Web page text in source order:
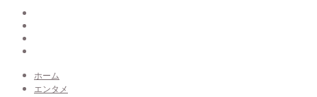
ホーム
エンタメ